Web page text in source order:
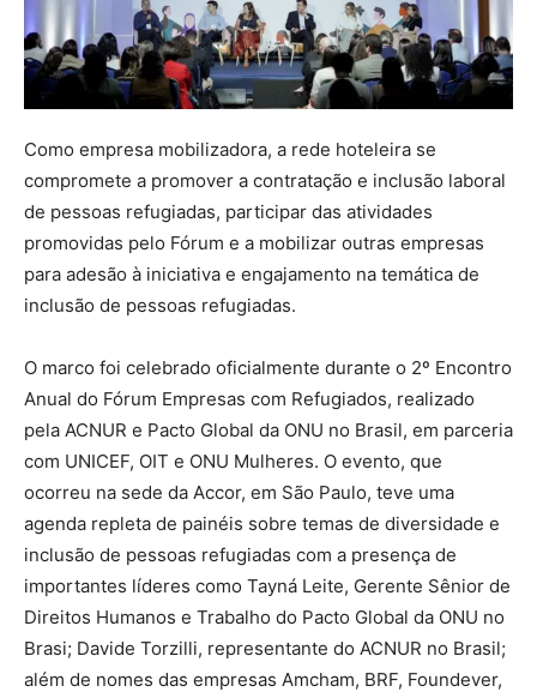
Como empresa mobilizadora, a rede hoteleira se
compromete a promover a contratação e inclusão laboral
de pessoas refugiadas, participar das atividades
promovidas pelo Fórum e a mobilizar outras empresas
para adesão à iniciativa e engajamento na temática de
inclusão de pessoas refugiadas.
O marco foi celebrado oficialmente durante o 2º Encontro
Anual do Fórum Empresas com Refugiados, realizado
pela ACNUR e Pacto Global da ONU no Brasil, em parceria
com UNICEF, OIT e ONU Mulheres. O evento, que
ocorreu na sede da Accor, em São Paulo, teve uma
agenda repleta de painéis sobre temas de diversidade e
inclusão de pessoas refugiadas com a presença de
importantes líderes como Tayná Leite, Gerente Sênior de
Direitos Humanos e Trabalho do Pacto Global da ONU no
Brasi; Davide Torzilli, representante do ACNUR no Brasil;
além de nomes das empresas Amcham, BRF, Foundever,